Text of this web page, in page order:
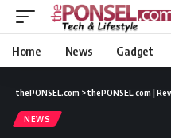
Home News Gadget
thePONSEL.com >thePONSEL.com |
NEWS